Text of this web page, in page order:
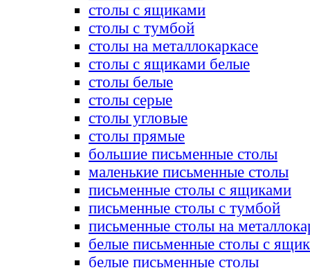
столы с ящиками
столы с тумбой
столы на металлокаркасе
столы с ящиками белые
столы белые
столы серые
столы угловые
столы прямые
большие письменные столы
маленькие письменные столы
письменные столы с ящиками
письменные столы с тумбой
письменные столы на
белые письменные столы с
белые письменные столы